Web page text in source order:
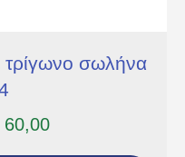
τρίγωνο σωλήνα